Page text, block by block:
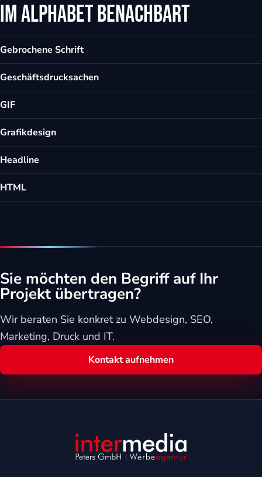
Im Alphabet benachbart
Gebrochene Schrift
Geschäftsdrucksachen
GIF
Grafikdesign
Headline
HTML
Sie möchten den Begriff auf Ihr
Projekt übertragen?
Wir beraten Sie konkret zu Webdesign, SEO,
Marketing, Druck und IT.
Kontakt aufnehmen